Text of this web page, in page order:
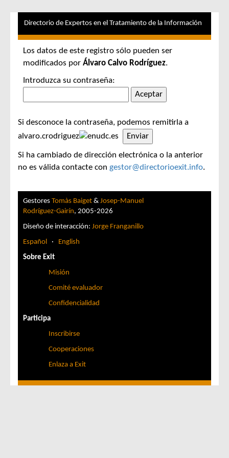
Directorio de Expertos en el Tratamiento de la Información
Los datos de este registro sólo pueden ser
modificados por Álvaro Calvo Rodríguez.
Introduzca su contraseña:
Si desconoce la contraseña, podemos remitirla a
alvaro.crodriguez
udc.es
Si ha cambiado de dirección electrónica o la anterior
no es válida contacte con gestor@directorioexit.info.
Gestores Tomàs Baiget & Josep-Manuel
Rodríguez-Gairín, 2005-2026
Diseño de interacción: Jorge Franganillo
Español · English
Sobre Exit
Misión
Comité evaluador
Confidencialidad
Participa
Inscribirse
Cooperaciones
Enlaza a Exit